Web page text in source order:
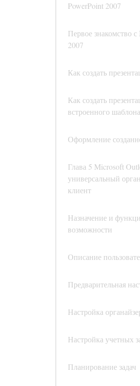
PowerPoint 2007
Первое знакомство
2007
Как создать
Как создать
встроенного шаблона
Оформление
Глава 5 Microsoft
универсальный
клиент
Назначение и
возможности
Описание
Предварительная
Настройка
Настройка учетных
Планирование задач